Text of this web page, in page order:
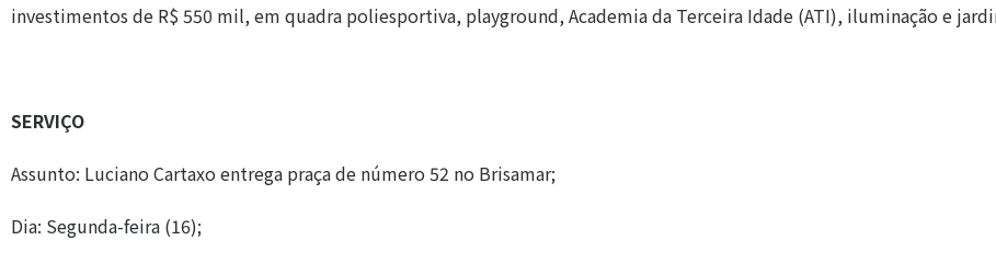
investimentos de R$ 550 mil, em quadra poliesportiva, playground, Academia da Terceira Idade (ATI), iluminação e
SERVIÇO
Assunto: Luciano Cartaxo entrega praça de número 52 no Brisamar;
Dia: Segunda-feira (16);